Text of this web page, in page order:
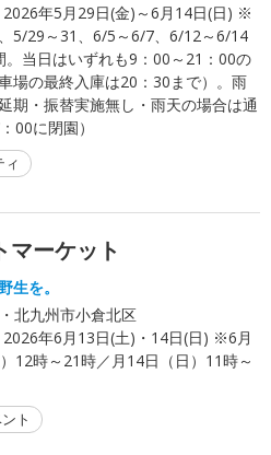
2026年5月29日(金)～6月14日(日) ※
5/29～31、6/5～6/7、6/12～6/14
。当日はいずれも9：00～21：00の
場の最終入庫は20：30まで）。雨
期・振替実施無し・雨天の場合は通
00に閉園）
ィ
マーケット
生を。
北九州市小倉北区
2026年6月13日(土)・14日(日) ※6月
12時～21時／月14日（日）11時～
ト